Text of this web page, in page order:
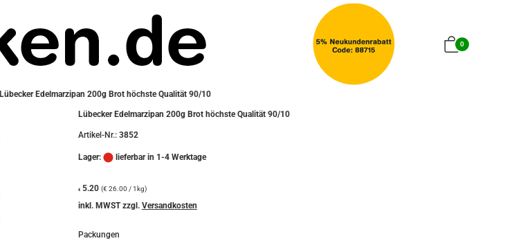
0
Lübecker Edelmarzipan 200g Brot höchste Qualität 90/10
Lübecker Edelmarzipan 200g Brot höchste Qualität 90/10
Artikel-Nr.: 3852
Lager: lieferbar in 1-4 Werktage
€ 5.20 (€ 26.00 / 1kg)
inkl. MWST zzgl. Versandkosten
Packungen